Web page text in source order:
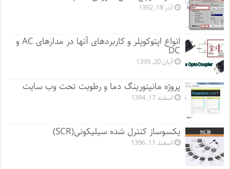
آذر 18, 1392
انواع اپتوکوپلر و کاربردهای آنها در مدارهای AC و
DC
آبان 20, 1399
پروژه مانيتورينگ دما و رطوبت تحت وب سایت
اسفند 17, 1394
یکسوساز کنترل شده سیلیکونی(SCR)
اسفند 11, 1396